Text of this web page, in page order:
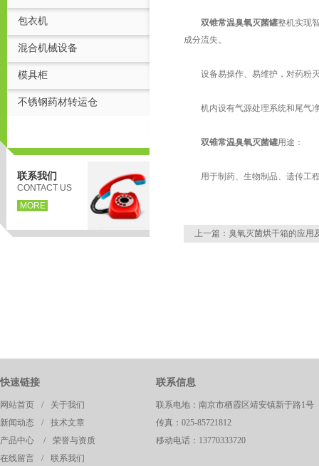
页
包衣机
混合机械设备
模具柜
不锈钢药材转运仓
联系我们
CONTACT US
MORE
双锥常温臭氧灭菌罐整机实现
成分流失。
设备易操作、易维护，对药粉灭
机内设有气源处理系统和尾气净
双锥常温臭氧灭菌罐用途：
用于制药、生物制品、遗传工程
上一篇： 臭氧灭菌烘干箱的应用
快速链接
网站首页 /
关于我们
新闻动态
/
技术文章
产品中心
/
荣誉与资质
在线留言
/ 联系我们
联系信息
联系电地：南京市栖霞区靖安镇新于路1号
传真：025-85721812
移动电话：13770333720